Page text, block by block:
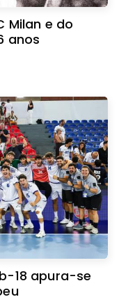
Milan e do
anos
18 apura-se